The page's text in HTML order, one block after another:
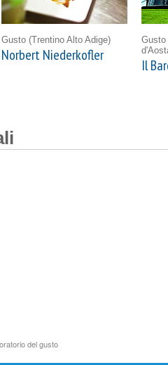
del gusto
Gusto (Trentino Alto Adige)
Norbert Niederkofler
Gusto
Il